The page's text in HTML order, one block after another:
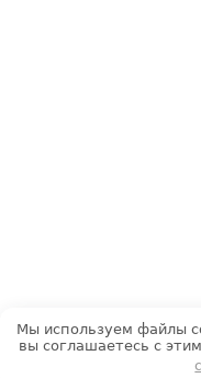
Мы используем файлы
вы соглашаетесь с